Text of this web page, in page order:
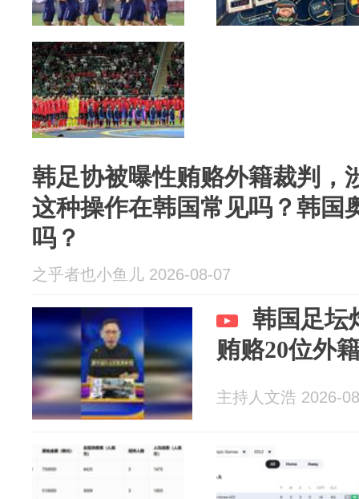
韩足协被曝性贿赂外籍裁判，
这种操作在韩国常见吗？韩国
吗？
之乎者也小鱼儿 2026-08-07
韩国足坛
贿赂20位外
主持人文浩 2026-